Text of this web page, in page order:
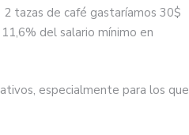
tazas de café gastaríamos 30$
del salario mínimo en
especialmente para los que